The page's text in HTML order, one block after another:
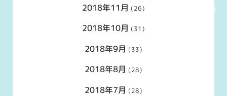
2018年11月 (26)
2018年10月 (31)
2018年9月 (33)
2018年8月 (28)
2018年7月 (28)